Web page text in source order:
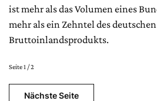
ist mehr als das Volumen eines
mehr als ein Zehntel des deutschen
Bruttoinlandsprodukts.
Seite 1 / 2
Nächste Seite